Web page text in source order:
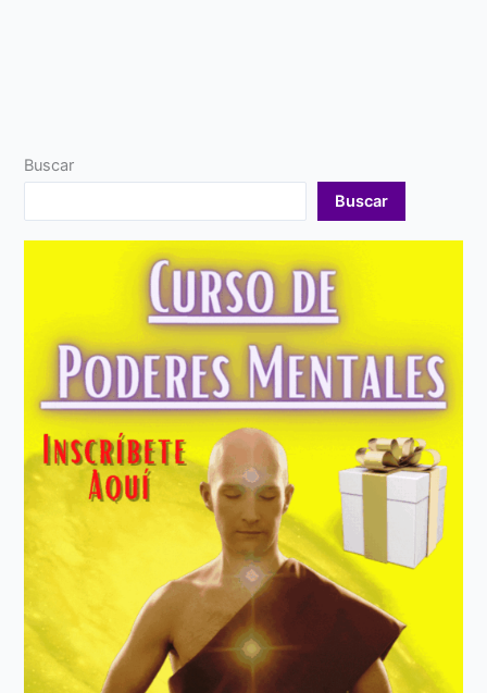
Buscar
Buscar